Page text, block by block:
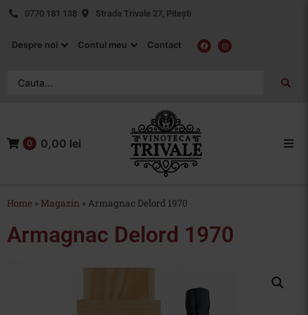
0770 181 138 Strada Trivale 27, Pitești
Despre noi Contul meu Contact
0 0,00 lei
Home » Magazin » Armagnac Delord 1970
Armagnac Delord 1970